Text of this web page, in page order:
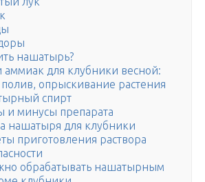
нашатырь?
для клубники весной:
опрыскивание растения
спирт
и минусы препарата
нашатыря для клубники
приготовления раствора
обрабатывать нашатырным